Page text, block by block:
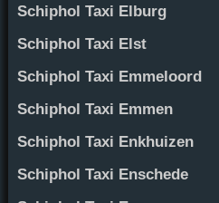
Schiphol Taxi Elburg
Schiphol Taxi Elst
Schiphol Taxi Emmeloord
Schiphol Taxi Emmen
Schiphol Taxi Enkhuizen
Schiphol Taxi Enschede